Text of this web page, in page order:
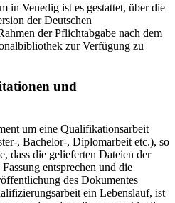
in Venedig ist es gestattet, über die
der Deutschen
der Pflichtabgabe nach dem
zur Verfügung zu
und
um eine Qualifikationsarbeit
, Bachelor-, Diplomarbeit etc.), so
dass die gelieferten Dateien der
entsprechen und die
des Dokumentes
ein Lebenslauf, ist